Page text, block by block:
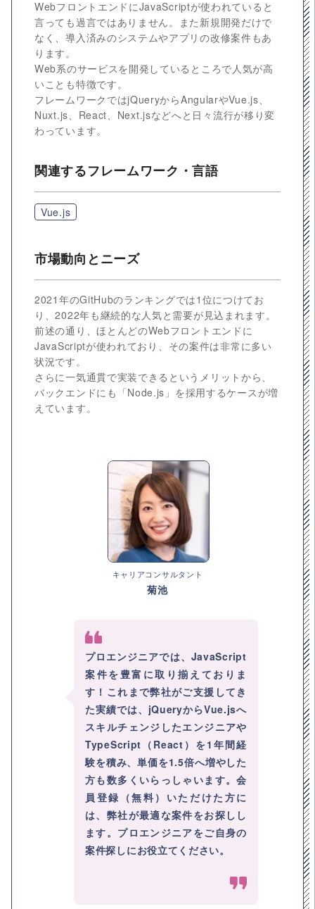
WebフロントエンドにJavaScriptが使われていると
言っても過言ではありません。また新規開発だけで
なく、導入済みのシステムやアプリの改修案件もあ
ります。
Web系のサービスを開発しているところで人気が高
いことも特徴です。
フレームワークではjQueryからAngularやVue.js、
Nuxt.js、React、Next.jsなどへと日々流行が移り変
わっています。
関連するフレームワーク・言語
Vue.js
市場動向とニーズ
2021年のGitHubのランキングでは1位につけてお
り、2022年も継続的な人気と需要が見込まれます。
前述の通り、ほとんどのWebフロントエンドに
JavaScriptが使われており、その案件は非常に多い
状況です。
さらに一気通貫で実装できるというメリットから、
バックエンドにも「Node.js」を採用するケースが増
えています。
キャリアコンサルタント
菊池
プロエンジニアでは、JavaScript
案件を豊富に取り揃えておりま
す！これまで弊社がご支援してき
た実績では、jQueryからVue.jsへ
スキルチェンジしたエンジニアや
TypeScript（React）を1年間経
験を積み、単価を1.5倍へ増やした
方も数多くいらっしゃいます。会
員登録（無料）いただけた方に
は、弊社が最適な案件をお探しし
ます。プロエンジニアをご自身の
案件探しにお役立てください。